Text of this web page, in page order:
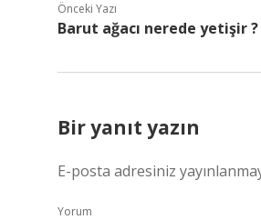
Önceki Yazı
Barut ağacı nerede yetişir ?
Bir yanıt yazın
E-posta adresiniz
Yorum